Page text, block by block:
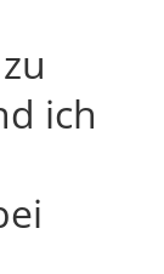
ich